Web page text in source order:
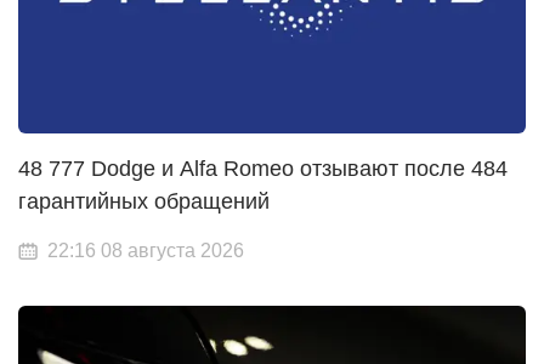
48 777 Dodge и Alfa Romeo отзывают после 484
гарантийных обращений
22:16 08 августа 2026